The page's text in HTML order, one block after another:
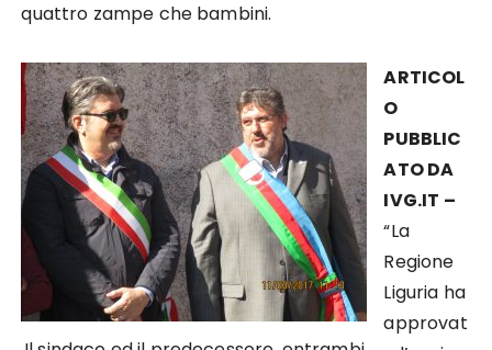
quattro zampe che bambini.
ARTICOL
O
PUBBLIC
ATO DA
IVG.IT –
“La
Regione
Liguria ha
approvat